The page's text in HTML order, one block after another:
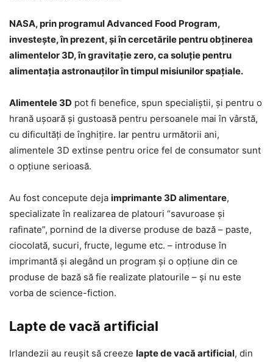
NASA, prin programul Advanced Food Program,
investeşte, în prezent, şi în cercetările pentru obţinerea
alimentelor 3D, în gravitaţie zero, ca soluţie pentru
alimentaţia astronauţilor în timpul misiunilor spaţiale.
Alimentele 3D pot fi benefice, spun specialiştii, şi pentru o
hrană uşoară şi gustoasă pentru persoanele mai în vârstă,
cu dificultăţi de înghiţire. Iar pentru următorii ani,
alimentele 3D extinse pentru orice fel de consumator sunt
o opţiune serioasă.
Au fost concepute deja imprimante 3D alimentare,
specializate în realizarea de platouri “savuroase şi
rafinate”, pornind de la diverse produse de bază – paste,
ciocolată, sucuri, fructe, legume etc. – introduse în
imprimantă şi alegând un program şi o opţiune din ce
produse de bază să fie realizate platourile – şi nu este
vorba de science-fiction.
Lapte de vacă artificial
Irlandezii au reuşit să creeze lapte de vacă artificial, din